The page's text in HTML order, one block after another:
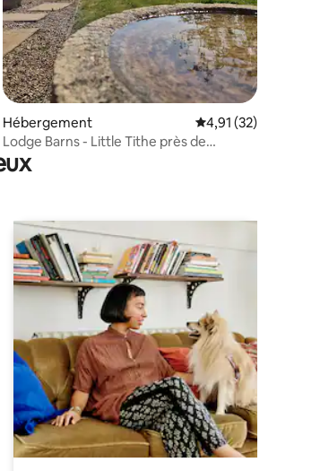
sur 5
sur la base de 193 commentaires : 4,94 sur 5
Hébergement Évaluation moyenne
4,91 (32)
Lodge Barns - Little Tithe près de
Southwell